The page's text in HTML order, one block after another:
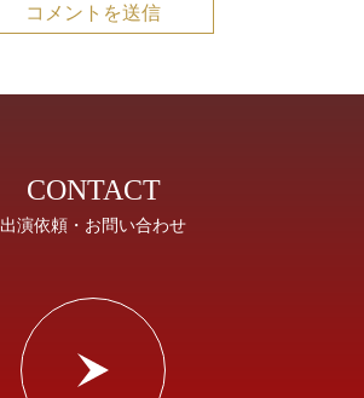
CONTACT
出演依頼・お問い合わせ